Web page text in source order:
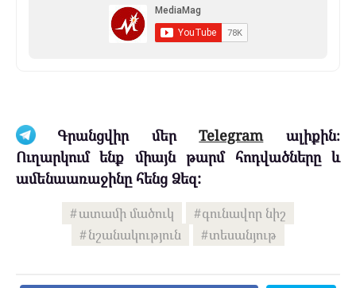
Գրանցվիր մերTelegramալիքին։
Ուղարկում ենք միայն թարմ հոդվածները և
ամենաառաջինը հենց Ձեզ:
ատամի մածուկ
գունավոր նիշ
նշանակություն
տեսանյութ